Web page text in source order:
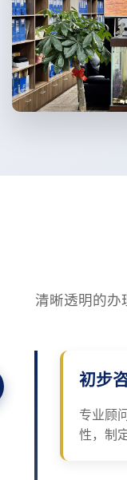
清晰透明的办
初步
专业顾
性，制